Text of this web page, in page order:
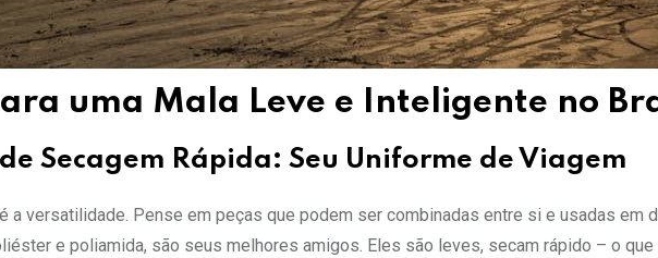
uma Mala Leve e Inteligente no
Secagem Rápida: Seu Uniforme de Viagem
a versatilidade. Pense em peças que podem ser combinadas entre si e usadas em
e poliamida, são seus melhores amigos. Eles são leves, secam rápido – o